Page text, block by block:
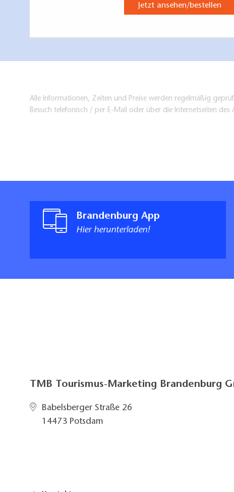
Jetzt ansehen/bestellen
Alle Informationen, Zeiten und Preise werden regelmäßig
Besuch telefonisch / per E-Mail oder über die Internetseiten des
Brandenburg App
Hier herunterladen!
TMB Tourismus-Marketing Brandenburg
Babelsberger Straße 26
14473 Potsdam